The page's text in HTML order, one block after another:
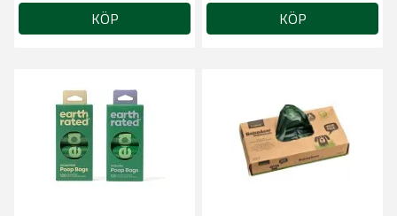
KÖP KÖP